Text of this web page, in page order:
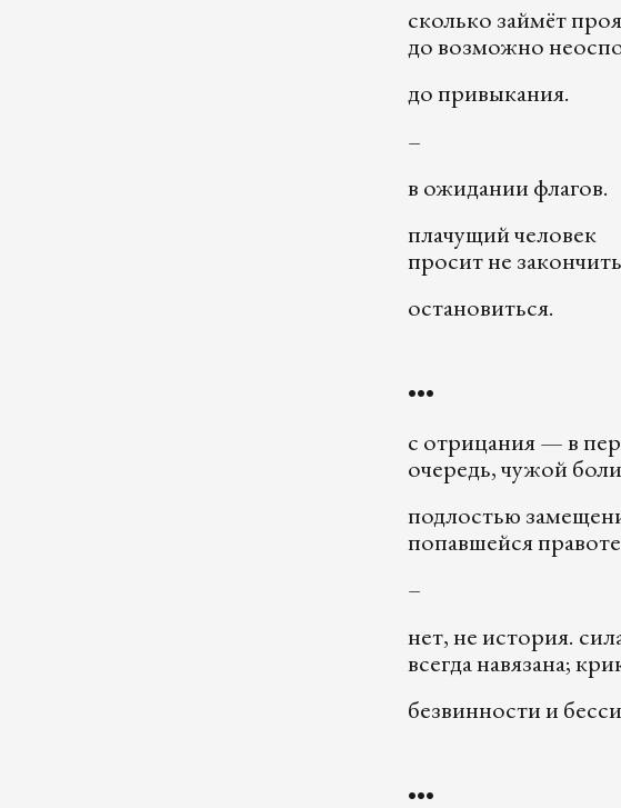
сколько займёт
до возможно
до привыкания.
–
в ожидании флагов.
плачущий человек
просит не
остановиться.
•••
c отрицания — в
очередь, чужой
подлостью
попавшейся
–
нет, не история.
всегда навязана;
безвинности и
•••